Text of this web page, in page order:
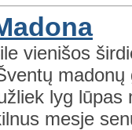
vienišos
madonų
lyg
mesje